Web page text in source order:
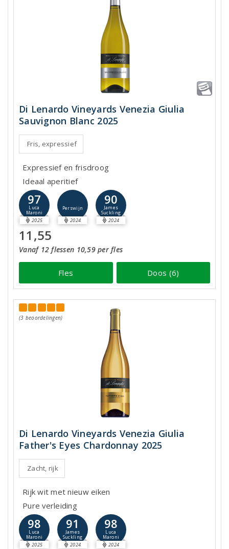
Di Lenardo Vineyards Venezia Giulia
Sauvignon Blanc 2025
Fris, expressief
Expressief en frisdroog
Ideaal aperitief
97
Luca
Maroni
2025
Perswijn
2024
90
James
Suckling
2024
11,55
Vanaf 12 flessen 10,59 per fles
Fles Doos (6)
(3 beoordelingen)
Di Lenardo Vineyards Venezia Giulia
Father's Eyes Chardonnay 2025
Zacht, rijk
Rijk wit met nieuw eiken
Pure verleiding
98
Luca
Maroni
2025
91
James
Suckling
2024
98
Luca
Maroni
2024